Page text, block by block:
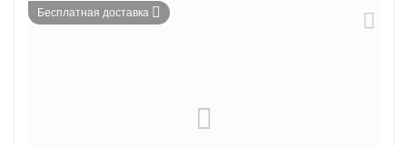
Бесплатная доставка